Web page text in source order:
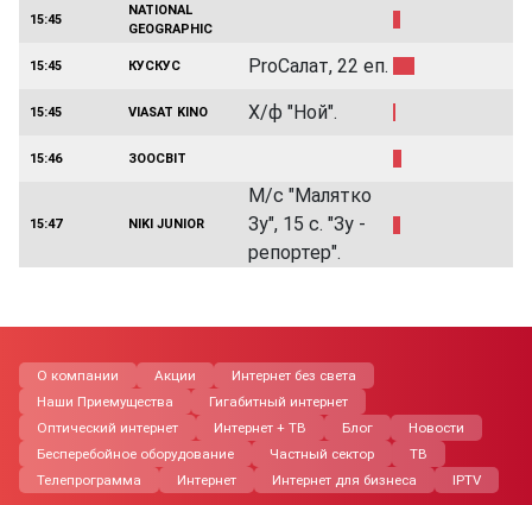
15:45
NATIONAL
GEOGRAPHIC
15:45 КУСКУС ProСалат, 22 еп.
15:45 VIASAT KINO Х/ф "Ной".
15:46 ЗООСВІТ
15:47 NIKI JUNIOR
М/с "Малятко
Зу", 15 с. "Зу -
репортер".
О компании Акции
Интернет без света
Наши Приемущества
Гигабитный интернет
Оптический интернет
Интернет + ТВ Блог
Новости
Бесперебойное оборудование
Частный сектор
ТВ
Телепрограмма
Интернет Интернет для бизнеса IPTV